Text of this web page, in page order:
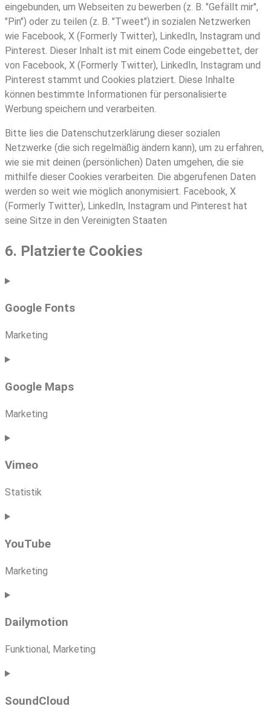
eingebunden, um Webseiten zu bewerben (z. B. "Gefällt mir",
"Pin") oder zu teilen (z. B. "Tweet") in sozialen Netzwerken
wie Facebook, X (Formerly Twitter), LinkedIn, Instagram und
Pinterest. Dieser Inhalt ist mit einem Code eingebettet, der
von Facebook, X (Formerly Twitter), LinkedIn, Instagram und
Pinterest stammt und Cookies platziert. Diese Inhalte
können bestimmte Informationen für personalisierte
Werbung speichern und verarbeiten.
Bitte lies die Datenschutzerklärung dieser sozialen
Netzwerke (die sich regelmäßig ändern kann), um zu erfahren,
wie sie mit deinen (persönlichen) Daten umgehen, die sie
mithilfe dieser Cookies verarbeiten. Die abgerufenen Daten
werden so weit wie möglich anonymisiert. Facebook, X
(Formerly Twitter), LinkedIn, Instagram und Pinterest hat
seine Sitze in den Vereinigten Staaten
6. Platzierte Cookies
Google Fonts
Marketing
Consent
service
fonts
Google Maps
Marketing
Consent
service
maps
Vimeo
Statistik
Consent
service
YouTube
Marketing
Consent
service
Dailymotion
Funktional, Marketing
Consent
service
SoundCloud